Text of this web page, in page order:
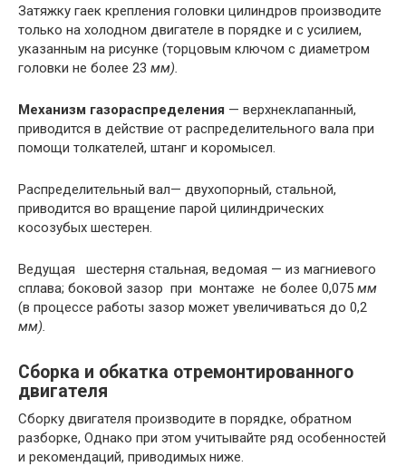
Затяжку гаек крепления головки цилиндров производите
только на холодном двигателе в порядке и с усилием,
указанным на рисунке (торцовым ключом с диаметром
головки не более 23 мм).
Механизм газораспределения — верхнеклапанный,
приводится в действие от распределительного вала при
помощи толкателей, штанг и коромысел.
Распределительный вал— двухопорный, стальной,
приводится во вращение парой цилиндрических
косозубых шестерен.
Ведущая шестерня стальная, ведомая — из магниевого
сплава; боковой зазор при монтаже не более 0,075 мм
(в процессе работы зазор может увеличиваться до 0,2
мм).
Сборка и обкатка отремонтированного
двигателя
Сборку двигателя производите в порядке, обратном
разборке, Однако при этом учитывайте ряд особенностей
и рекомендаций, приводимых ниже.